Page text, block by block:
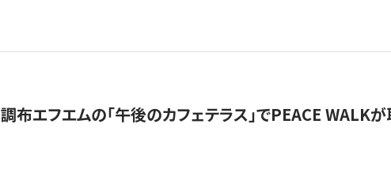
調布エフエムの「午後のカフェテラス」でPEACE WALKが